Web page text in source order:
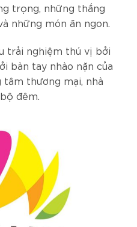
trọng, những thắng
những món ăn ngon.
trải nghiệm thú vị bởi
bàn tay nhào nặn của
tâm thương mại, nhà
đêm.